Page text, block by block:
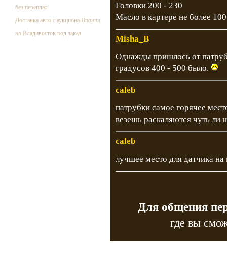
без переплат
Доставка авто с аукциона Японии
во Владивосток под заказ
Головки 200 - 230
Масло в картере не более
Misha_B
Однажды пришлось от
градусов 400 - 500 было.
caleb
патрубки самое горячее
везешь раскаляются чуть ли
caleb
лучшее место для датчика на
Для общения
где вы